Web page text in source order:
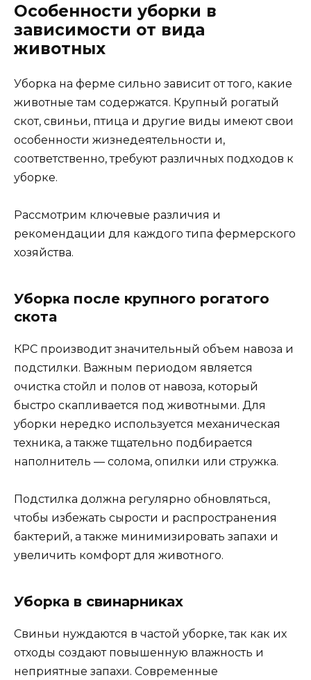
Особенности уборки в
зависимости от вида
животных
Уборка на ферме сильно зависит от того, какие
животные там содержатся. Крупный рогатый
скот, свиньи, птица и другие виды имеют свои
особенности жизнедеятельности и,
соответственно, требуют различных подходов к
уборке.
Рассмотрим ключевые различия и
рекомендации для каждого типа фермерского
хозяйства.
Уборка после крупного рогатого
скота
КРС производит значительный объем навоза и
подстилки. Важным периодом является
очистка стойл и полов от навоза, который
быстро скапливается под животными. Для
уборки нередко используется механическая
техника, а также тщательно подбирается
наполнитель — солома, опилки или стружка.
Подстилка должна регулярно обновляться,
чтобы избежать сырости и распространения
бактерий, а также минимизировать запахи и
увеличить комфорт для животного.
Уборка в свинарниках
Свиньи нуждаются в частой уборке, так как их
отходы создают повышенную влажность и
неприятные запахи. Современные